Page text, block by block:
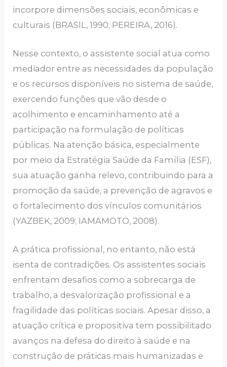
incorpore dimensões sociais, econômicas e
culturais (BRASIL, 1990; PEREIRA, 2016).
Nesse contexto, o assistente social atua como
mediador entre as necessidades da população
e os recursos disponíveis no sistema de saúde,
exercendo funções que vão desde o
acolhimento e encaminhamento até a
participação na formulação de políticas
públicas. Na atenção básica, especialmente
por meio da Estratégia Saúde da Família (ESF),
sua atuação ganha relevo, contribuindo para a
promoção da saúde, a prevenção de agravos e
o fortalecimento dos vínculos comunitários
(YAZBEK, 2009; IAMAMOTO, 2008).
A prática profissional, no entanto, não está
isenta de contradições. Os assistentes sociais
enfrentam desafios como a sobrecarga de
trabalho, a desvalorização profissional e a
fragilidade das políticas sociais. Apesar disso, a
atuação crítica e propositiva tem possibilitado
avanços na defesa do direito à saúde e na
construção de práticas mais humanizadas e